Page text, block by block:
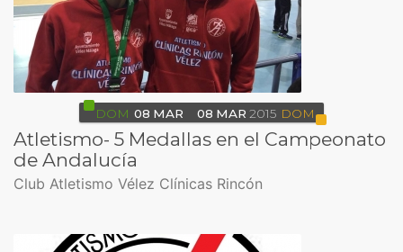
DOM 08 MAR 08 MAR 2015 DOM
Atletismo- 5 Medallas en el Campeonato
de Andalucía
Club Atletismo Vélez Clínicas Rincón